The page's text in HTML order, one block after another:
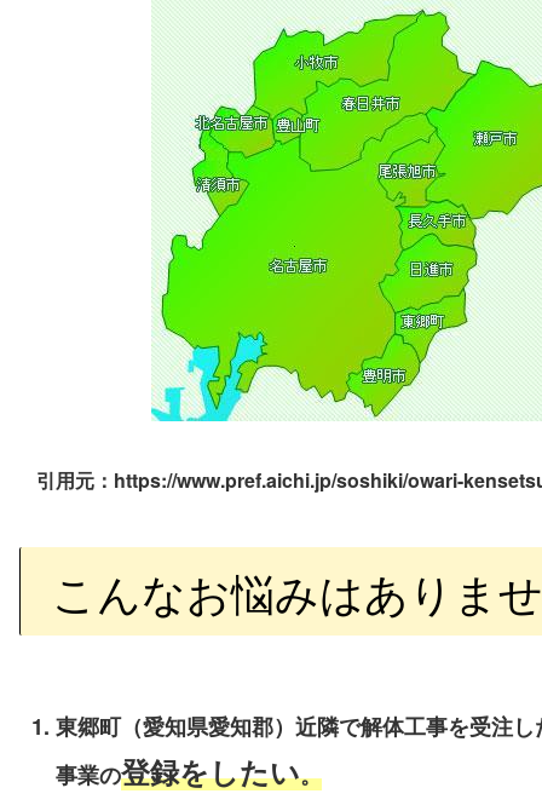
引用元：https://www.pref.aichi.jp/soshiki/owari-
こんなお悩みはありま
東郷町（愛知県愛知郡）近隣で解体工事を受注
事業の登録をしたい。